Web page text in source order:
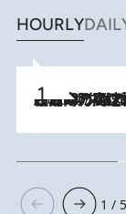
HOURLY
2026.8.7
「湘南乃風に憧れて」観客大盛上がりの“タオル回し”に、ラッパー顔負けの高速歌唱まで…さだまさし（74）のアグレッシブすぎる現在地
1 / 5